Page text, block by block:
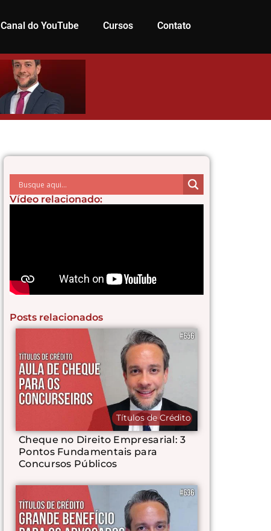
Canal do YouTube Cursos Contato
Vídeo relacionado:
Posts relacionados
Títulos de Crédito
Cheque no Direito Empresarial: 3
Pontos Fundamentais para
Concursos Públicos